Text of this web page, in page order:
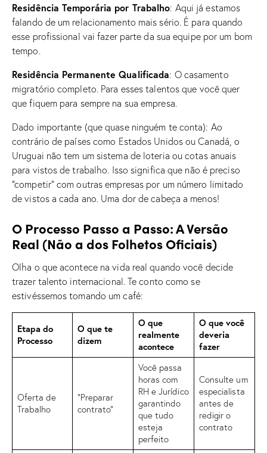
Residência Temporária por Trabalho: Aqui já estamos
falando de um relacionamento mais sério. É para quando
esse profissional vai fazer parte da sua equipe por um bom
tempo.
Residência Permanente Qualificada: O casamento
migratório completo. Para esses talentos que você quer
que fiquem para sempre na sua empresa.
Dado importante (que quase ninguém te conta): Ao
contrário de países como Estados Unidos ou Canadá, o
Uruguai não tem um sistema de loteria ou cotas anuais
para vistos de trabalho. Isso significa que não é preciso
“competir” com outras empresas por um número limitado
de vistos a cada ano. Uma dor de cabeça a menos!
O Processo Passo a Passo: A Versão
Real (Não a dos Folhetos Oficiais)
Olha o que acontece na vida real quando você decide
trazer talento internacional. Te conto como se
estivéssemos tomando um café:
Etapa do
Processo
O que te
dizem
O que
realmente
acontece
O que você
deveria
fazer
Oferta de
Trabalho
“Preparar
contrato”
Você passa
horas com
RH e Jurídico
garantindo
que tudo
esteja
perfeito
Consulte um
especialista
antes de
redigir o
contrato